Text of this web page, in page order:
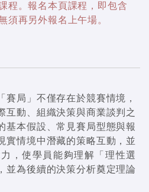
程。報名本頁課程，即包含
須再另外報名上午場。
賽局」不僅存在於競賽情境，
互動、組織決策與商業談判之
基本假設、常見賽局型態與報
實情境中潛藏的策略互動，並
，使學員能夠理解「理性選
並為後續的決策分析奠定理論